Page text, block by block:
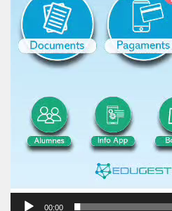
00:00